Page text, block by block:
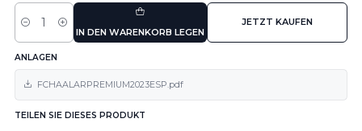
Menge IN DEN WARENKORB LEGEN
JETZT KAUFEN
ANLAGEN
FCHAALARPREMIUM2023ESP.pdf
TEILEN SIE DIESES PRODUKT